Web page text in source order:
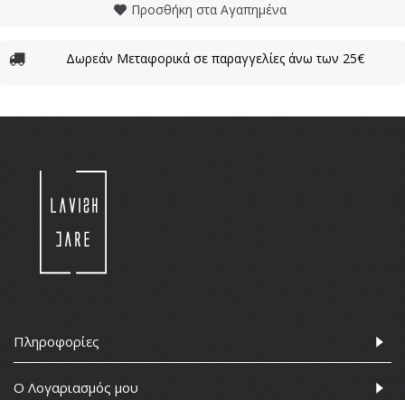
Προσθήκη στα Αγαπημένα
Δωρεάν Μεταφορικά σε παραγγελίες άνω των 25€
Πληροφορίες
Ο Λογαριασμός μου